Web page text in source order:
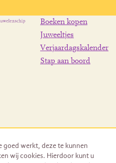
Boeken kopen
Juweeltjes
Verjaardagskalender
Stap aan boord
goed werkt, deze te kunnen
wij cookies. Hierdoor kunt u